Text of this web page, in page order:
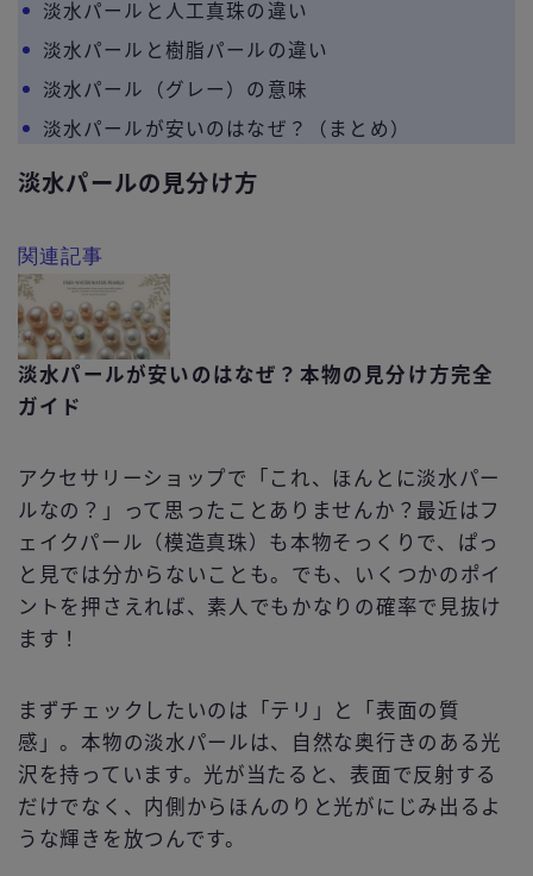
淡水パールと人工真珠の違い
淡水パールと樹脂パールの違い
淡水パール（グレー）の意味
淡水パールが安いのはなぜ？（まとめ）
淡水パールの見分け方
関連記事
淡水パールが安いのはなぜ？本物の見分け方完全
ガイド
アクセサリーショップで「これ、ほんとに淡水パー
ルなの？」って思ったことありませんか？最近はフ
ェイクパール（模造真珠）も本物そっくりで、ぱっ
と見では分からないことも。でも、いくつかのポイ
ントを押さえれば、素人でもかなりの確率で見抜け
ます！
まずチェックしたいのは「テリ」と「表面の質
感」。本物の淡水パールは、自然な奥行きのある光
沢を持っています。光が当たると、表面で反射する
だけでなく、内側からほんのりと光がにじみ出るよ
うな輝きを放つんです。